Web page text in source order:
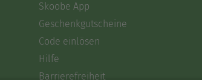
Skoobe App
Geschenkgutscheine
Code einlösen
Hilfe
Barrierefreiheit